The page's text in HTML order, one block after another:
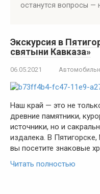
останутся вопросы —
Экскурсия в
святыни Кавказа»
06.05.2021
Наш край — это не
древние памятники,
источники, но и
издалека. В
вы посетите знаковые
Читать полностью